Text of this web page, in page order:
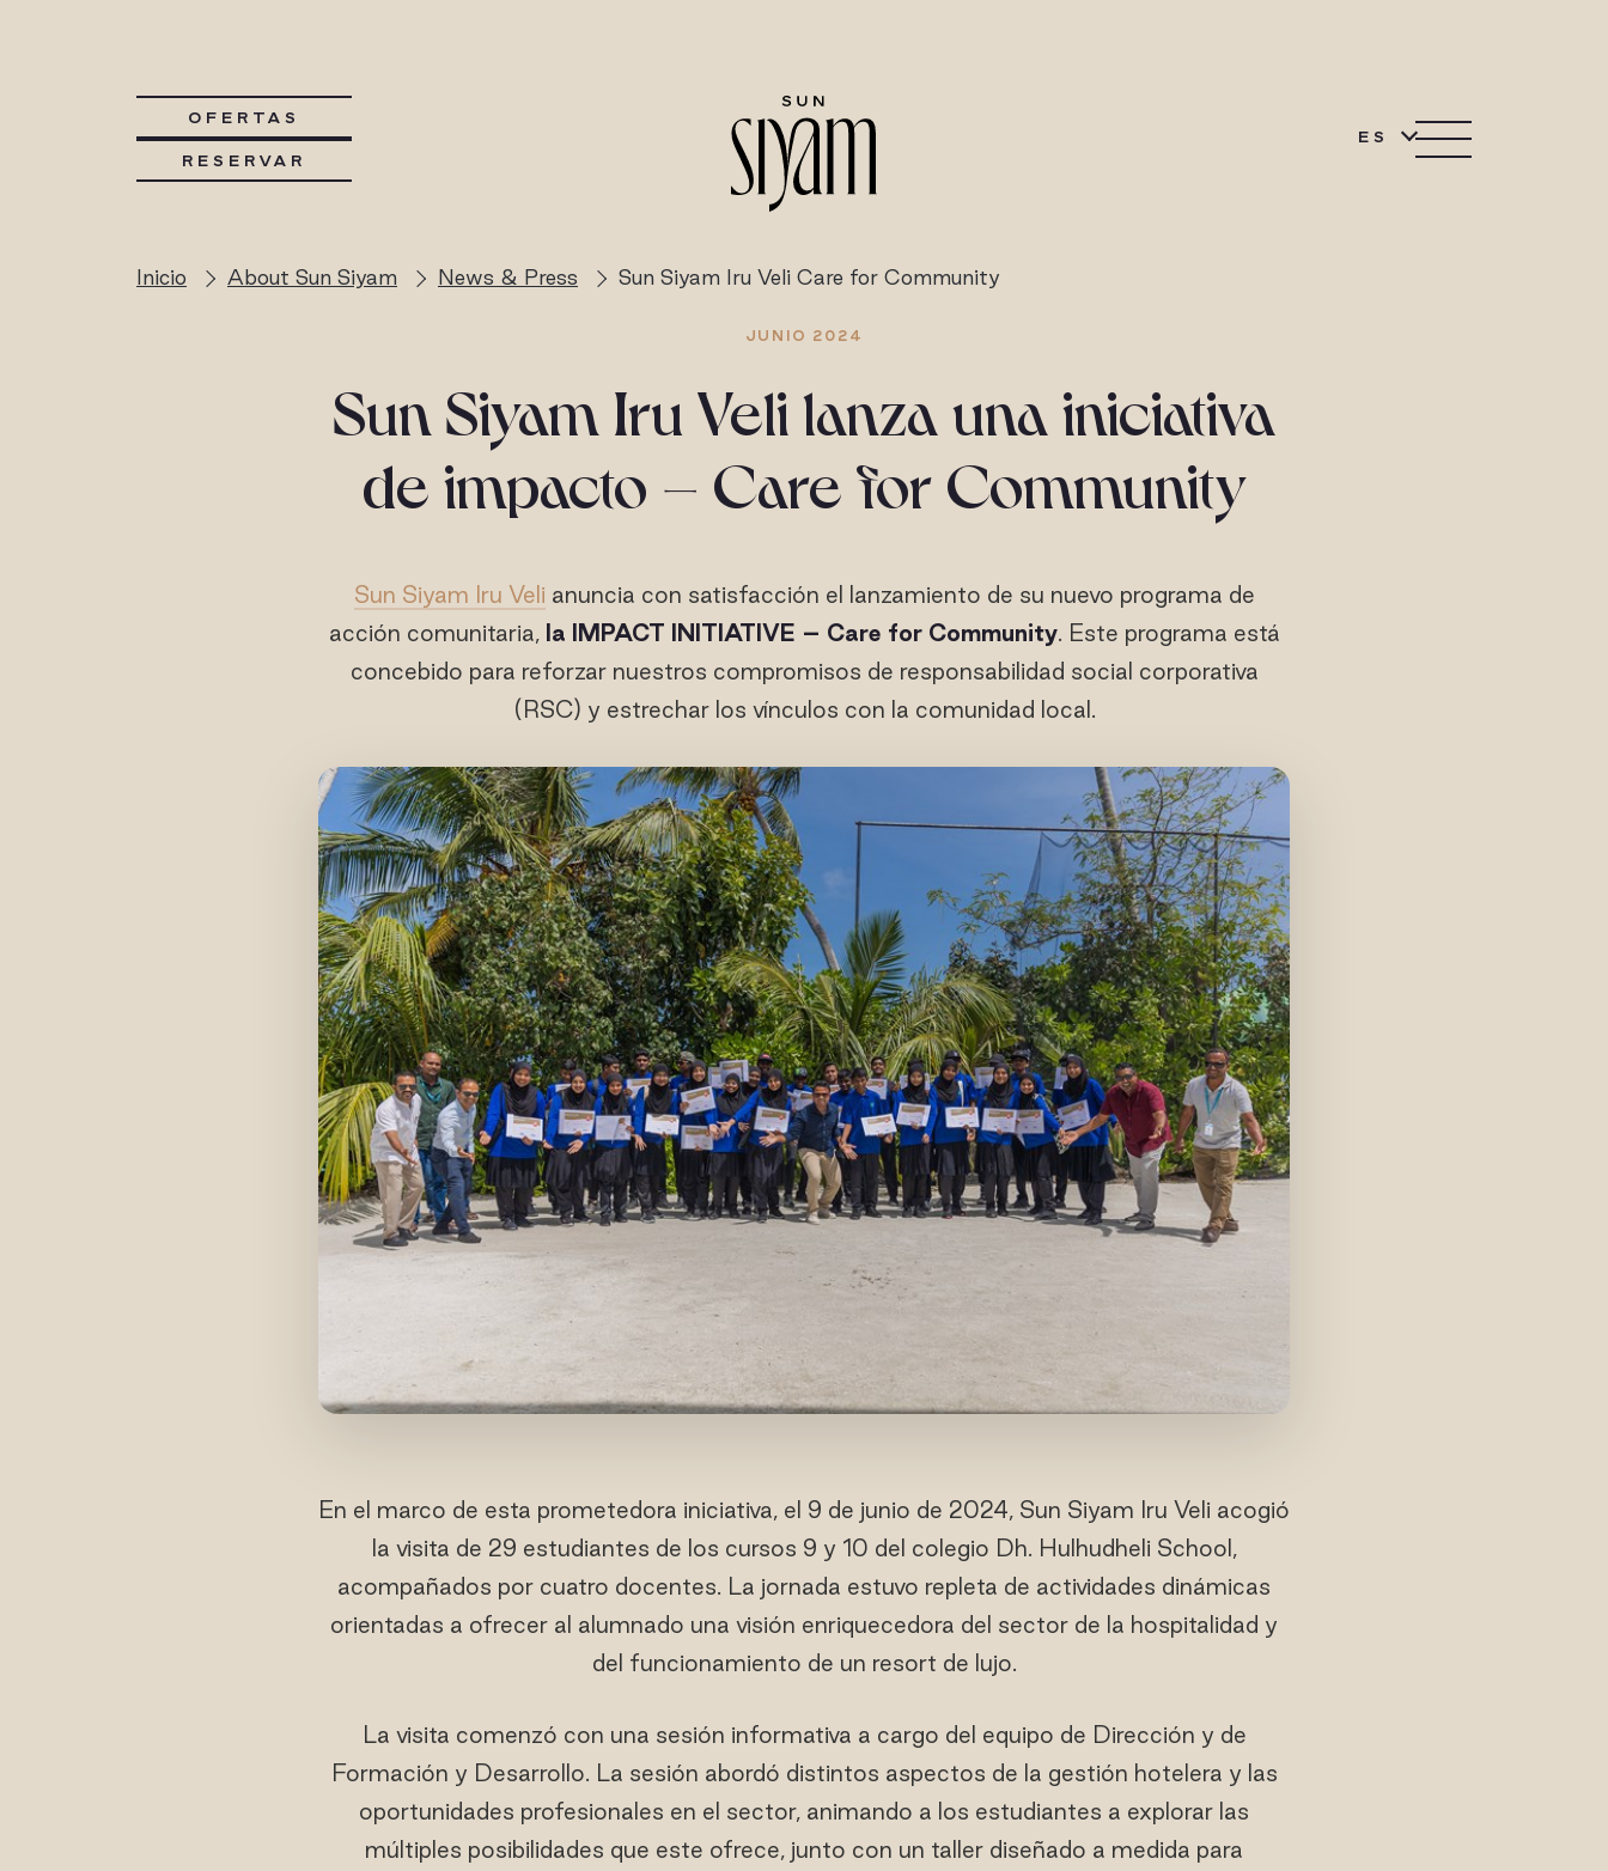
OFERTAS
RESERVAR
ES
Inicio About Sun Siyam News & Press Sun Siyam Iru Veli Care for Community
JUNIO 2024
Sun Siyam Iru Veli lanza una iniciativa
de impacto – Care for Community
Sun Siyam Iru Veli anuncia con satisfacción el lanzamiento de su nuevo programa de
acción comunitaria, la IMPACT INITIATIVE – Care for Community. Este programa está
concebido para reforzar nuestros compromisos de responsabilidad social corporativa
(RSC) y estrechar los vínculos con la comunidad local.
En el marco de esta prometedora iniciativa, el 9 de junio de 2024, Sun Siyam Iru Veli acogió
la visita de 29 estudiantes de los cursos 9 y 10 del colegio Dh. Hulhudheli School,
acompañados por cuatro docentes. La jornada estuvo repleta de actividades dinámicas
orientadas a ofrecer al alumnado una visión enriquecedora del sector de la hospitalidad y
del funcionamiento de un resort de lujo.
La visita comenzó con una sesión informativa a cargo del equipo de Dirección y de
Formación y Desarrollo. La sesión abordó distintos aspectos de la gestión hotelera y las
oportunidades profesionales en el sector, animando a los estudiantes a explorar las
múltiples posibilidades que este ofrece, junto con un taller diseñado a medida para